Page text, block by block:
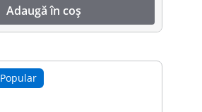
Adaugă în coș
Popular